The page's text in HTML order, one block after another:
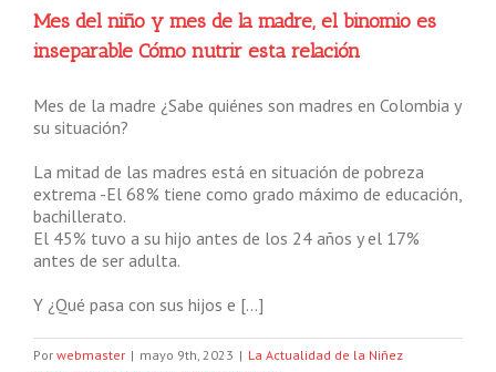
Mes del niño y mes de la madre, el binomio es
inseparable Cómo nutrir esta relación
Mes de la madre ¿Sabe quiénes son madres en Colombia y
su situación?
La mitad de las madres está en situación de pobreza
extrema -El 68% tiene como grado máximo de educación,
bachillerato.
El 45% tuvo a su hijo antes de los 24 años y el 17%
antes de ser adulta.
Y ¿Qué pasa con sus hijos e […]
Por webmaster | mayo 9th, 2023 | La Actualidad de la Niñez